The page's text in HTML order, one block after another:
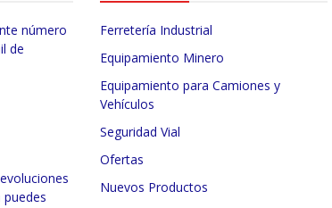
número
de
Ferretería Industrial
Equipamiento Minero
Equipamiento para Camiones y
Vehículos
Seguridad Vial
Ofertas
Nuevos Productos